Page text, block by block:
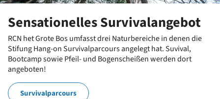
Sensationelles Survivalangebot
RCN het Grote Bos umfasst drei Naturbereiche in denen die
Stifung Hang-on Survivalparcours angelegt hat. Suvival,
Bootcamp sowie Pfeil- und Bogenscheißen werden dort
angeboten!
Survivalparcours